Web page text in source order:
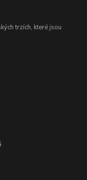
trzích, které jsou